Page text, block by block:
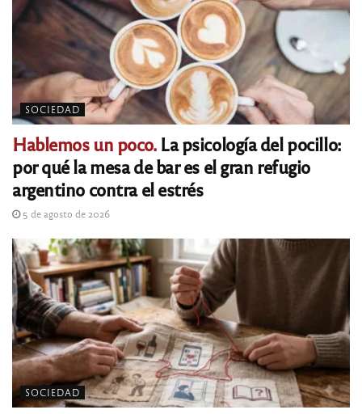
SOCIEDAD
Hablemos un poco.La psicología del pocillo:
por qué la mesa de bar es el gran refugio
argentino contra el estrés
5 de agosto de 2026
SOCIEDAD